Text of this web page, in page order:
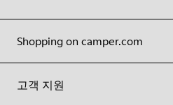
Shopping on camper.com
고객 지원